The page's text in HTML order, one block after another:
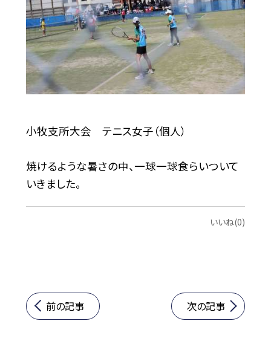
小牧支所大会 テニス女子（個人）
焼けるような暑さの中、一球一球食らいついて
いきました。
いいね(0)
前の記事 次の記事